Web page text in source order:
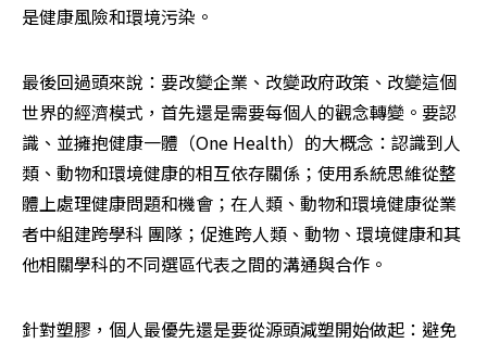
是健康風險和環境污染。
最後回過頭來說：要改變企業、改變政府政策、改變這個
世界的經濟模式，首先還是需要每個人的觀念轉變。要認
識、並擁抱健康一體（One Health）的大概念：認識到人
類、動物和環境健康的相互依存關係；使用系統思維從整
體上處理健康問題和機會；在人類、動物和環境健康從業
者中組建跨學科 團隊；促進跨人類、動物、環境健康和其
他相關學科的不同選區代表之間的溝通與合作。
針對塑膠，個人最優先還是要從源頭減塑開始做起：避免